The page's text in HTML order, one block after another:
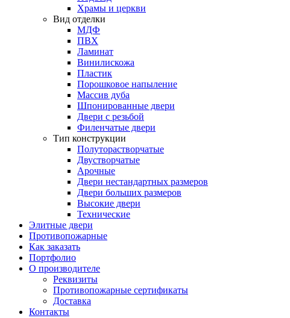
Храмы и церкви
Вид отделки
МДФ
ПВХ
Ламинат
Винилискожа
Пластик
Порошковое напыление
Массив дуба
Шпонированные двери
Двери с резьбой
Филенчатые двери
Тип конструкции
Полуторастворчатые
Двустворчатые
Арочные
Двери нестандартных размеров
Двери больших размеров
Высокие двери
Технические
Элитные двери
Противопожарные
Как заказать
Портфолио
О производителе
Реквизиты
Противопожарные сертификаты
Доставка
Контакты